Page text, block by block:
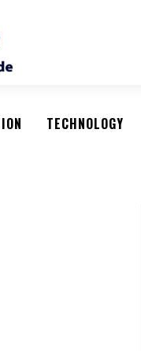
TECHNOLOGY